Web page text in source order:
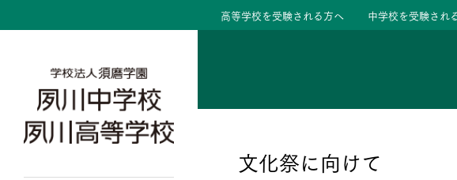
高等学校を受験される方へ 中学校を受験され
文化祭に向けて
安心して任せられる学校
夙川ブログ
高校の教育方針／特色
中学校の教育方針／特色